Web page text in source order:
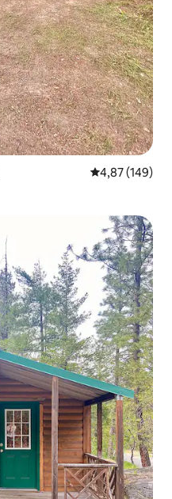
Gemiddelde
4,87 (149)